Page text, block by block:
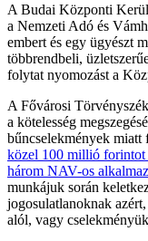
A Budai Központi
a Nemzeti Adó és
embert és egy ügyészt
többrendbeli,
folytat nyomozást a
A Fővárosi
a kötelesség
bűncselekmények
közel 100 millió forintot
három NAV-os
munkájuk során
jogosulatlanoknak
alól, vagy